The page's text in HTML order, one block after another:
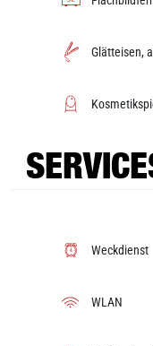
Glätteisen,
Weckdienst
WLAN